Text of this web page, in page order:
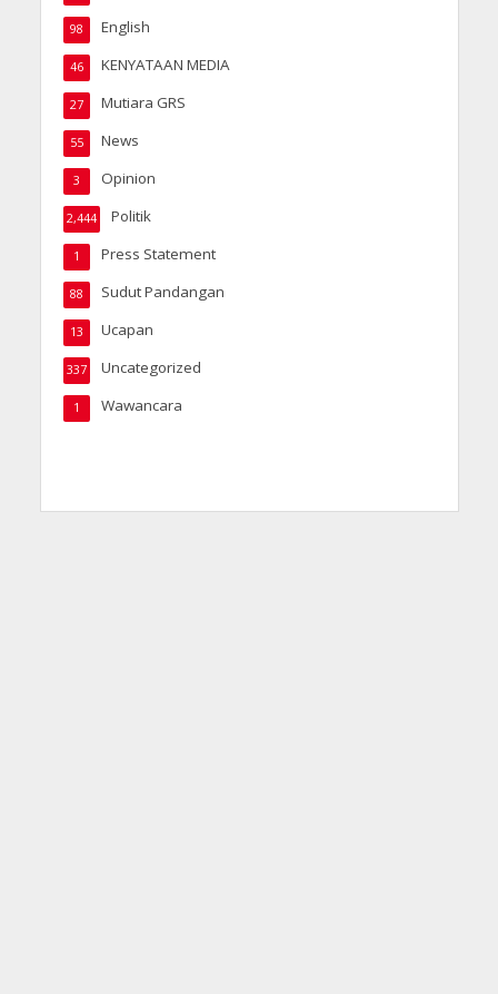
English
98
KENYATAAN MEDIA
46
Mutiara GRS
27
News
55
Opinion
3
Politik
2,444
Press Statement
1
Sudut Pandangan
88
Ucapan
13
Uncategorized
337
Wawancara
1